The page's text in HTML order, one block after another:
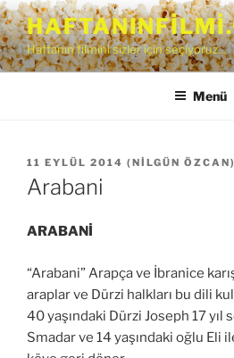
İçeriğe
geç
Haftanın filmini sizler için seçiyoruz…
Menü
YAYIM
TARIHI
11 EYLÜL 2014 ( NILGÜN ÖZCAN)
Arabani
ARABANİ
“Arabani” Arapça ve İbranice
araplar ve Dürzi halkları bu dili
40 yaşındaki Dürzi Joseph 17 yıl
Smadar ve 14 yaşındaki oğlu Eli